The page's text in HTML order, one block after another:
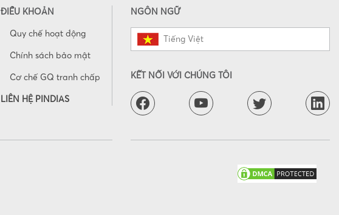
ĐIỀU KHOẢN
Quy chế hoạt động
Chính sách bảo mật
Cơ chế GQ tranh chấp
LIÊN HỆ PINDIAS
NGÔN NGỮ
Tiếng Việt
KẾT NỐI VỚI CHÚNG TÔI